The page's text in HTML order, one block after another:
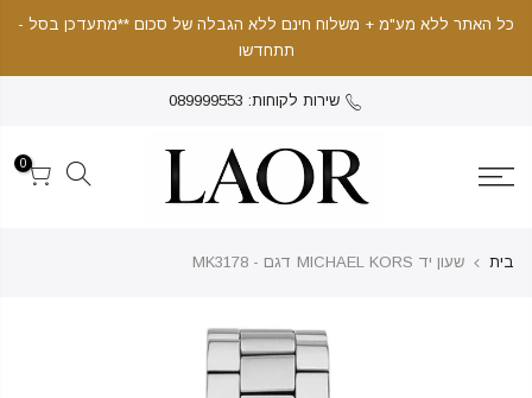
כל האתר ללא מע"מ + משלוח חינם ללא הגבלה של סכום **מתעדכן בסל -
תתחדשו
שירות לקוחות: 089999553
0
בית שעון יד MICHAEL KORS דגם - MK3178